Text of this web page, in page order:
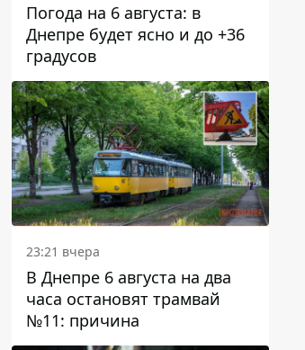
Погода на 6 августа: в
Днепре будет ясно и до +36
градусов
23:21 вчера
В Днепре 6 августа на два
часа остановят трамвай
№11: причина